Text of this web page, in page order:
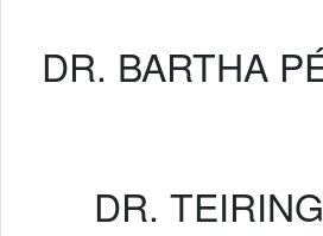
DR. BARTHA
DR.